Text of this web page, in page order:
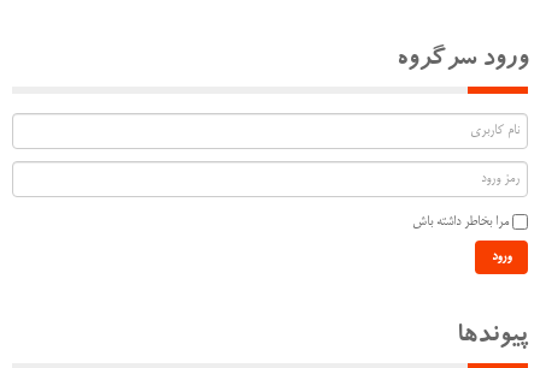
ورود سرگروه
مرا بخاطر داشته باش
ورود
پیوندها